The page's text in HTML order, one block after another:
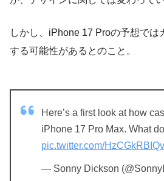
しかし、iPhone 17 Proの予想では
する可能性があるとのこと。
Here’s a first look at how
iPhone 17 Pro Max. What
pic.twitter.com/HzCGkRBIQv
— Sonny Dickson